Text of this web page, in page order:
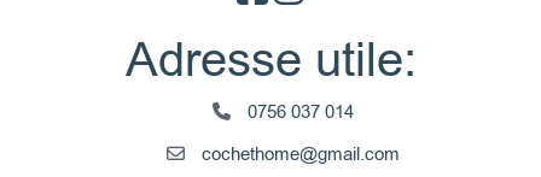
Adresse utile:
0756 037 014
cochethome@gmail.com